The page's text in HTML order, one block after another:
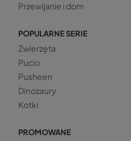
Przewijanie i dom
POPULARNE SERIE
Zwierzęta
Pucio
Pusheen
Dinozaury
Kotki
PROMOWANE